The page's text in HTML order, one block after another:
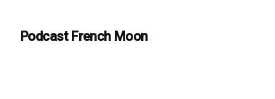
Podcast French Moon